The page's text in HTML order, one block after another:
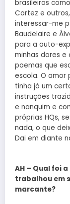
brasileiros
Cortez e
interessar-me
Baudelaire e
para a auto-
minhas dores
poemas que
escola. O amor
tinha já um
instruções
e nanquim e
próprias HQs,
nada, o que
Dai em diante
AH – Qual foi
trabalhou em
marcante?